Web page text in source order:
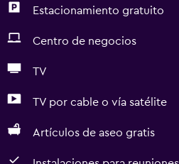
Estacionamiento gratuito
Centro de negocios
TV
TV por cable o vía satélite
Artículos de aseo gratis